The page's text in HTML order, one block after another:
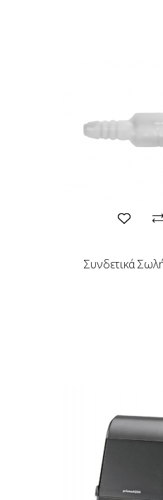
Συνδετικά